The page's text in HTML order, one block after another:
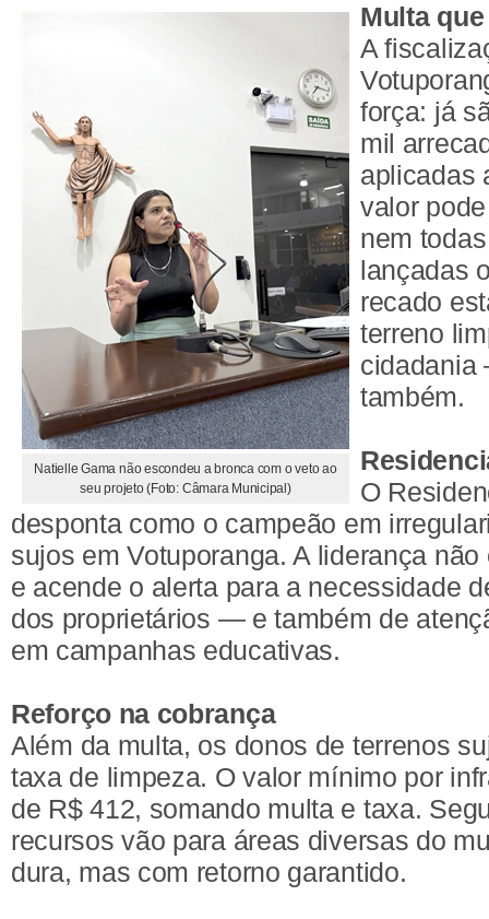
Natielle Gama não escondeu a bronca com o veto ao
seu projeto (Foto: Câmara Municipal)
Multa
A
força: já
mil
aplicadas
valor
nem
lançadas
recado
terreno
também.
O
desponta como o campeão em
sujos em Votuporanga. A liderança
e acende o alerta para a necessidade
dos proprietários — e também de
em campanhas educativas.
Reforço na cobrança
Além da multa, os donos de terrenos
taxa de limpeza. O valor mínimo por
de R$ 412, somando multa e taxa.
recursos vão para áreas diversas do
dura, mas com retorno garantido.